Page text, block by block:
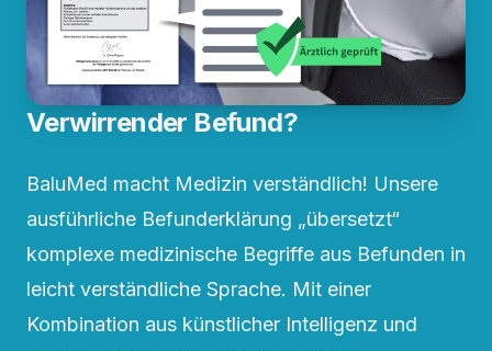
Verwirrender Befund?
BaluMed macht Medizin verständlich! Unsere
ausführliche Befunderklärung „übersetzt“
komplexe medizinische Begriffe aus Befunden in
leicht verständliche Sprache. Mit einer
Kombination aus künstlicher Intelligenz und